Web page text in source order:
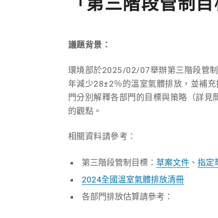
議題背景：
環境部於2025/02/07舉辦第三階段管
年減少28±2％的溫室氣體排放，並補
門分別解釋各部門的目標與策略（詳
的觀點。
相關資料請參考：
第三階段管制目標： 草案文件、 指定
2024全國溫室氣體排放清冊
各部門排放估算請參考：